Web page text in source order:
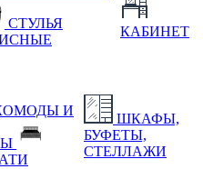
СТУЛЬЯ
КАБИНЕТ
И
ШКАФЫ,
БУФЕТЫ,
СТЕЛЛАЖИ